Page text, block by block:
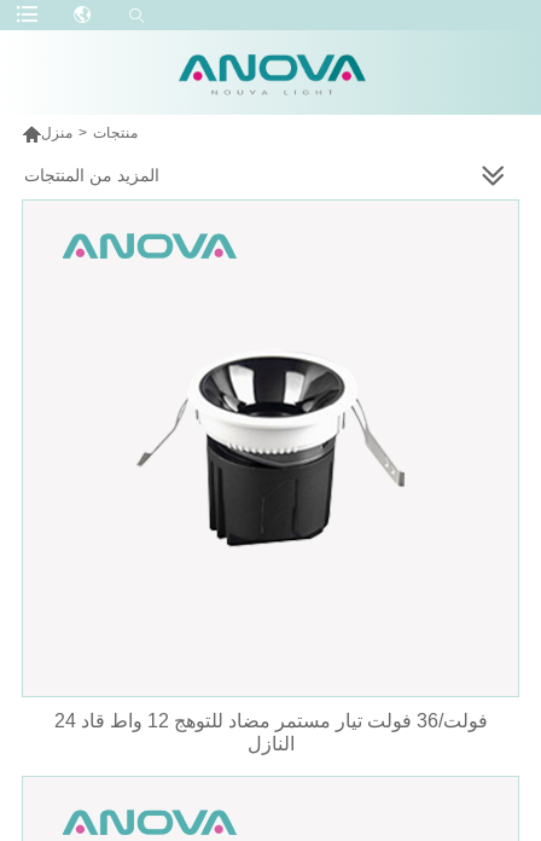
منزل > منتجات
المزيد من المنتجات
24 فولت/36 فولت تيار مستمر مضاد للتوهج 12 واط قاد
النازل